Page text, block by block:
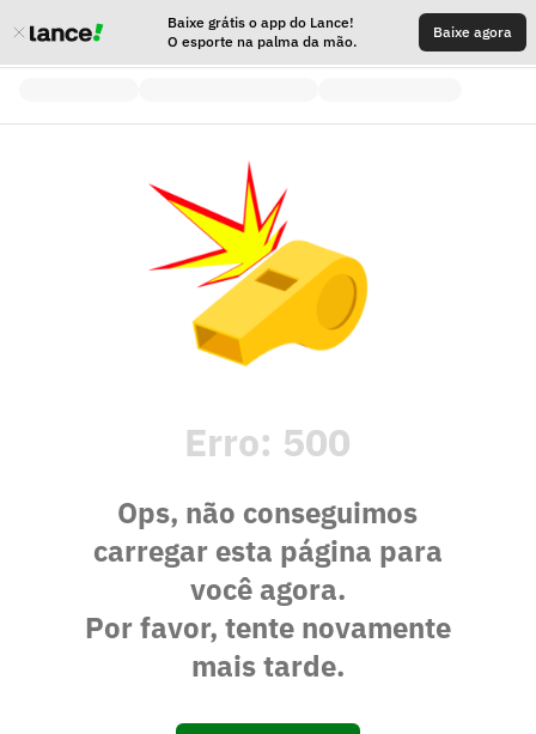
Baixe grátis o app do Lance!
O esporte na palma da mão.
Baixe agora
Erro: 500
Ops, não conseguimos
carregar esta página para
você agora.
Por favor, tente novamente
mais tarde.